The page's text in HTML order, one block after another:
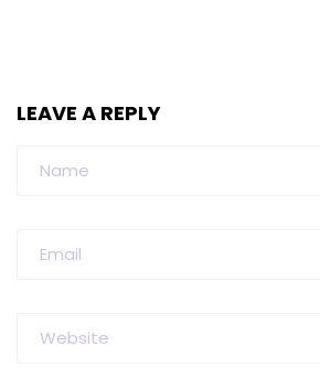
LEAVE A REPLY